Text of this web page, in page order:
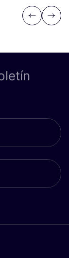
Previous
Next